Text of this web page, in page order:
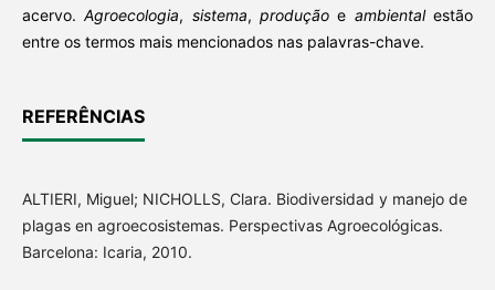
acervo.Agroecologia, sistema, produção e ambientalestão
entre os termos mais mencionados nas palavras-chave.
REFERÊNCIAS
ALTIERI, Miguel; NICHOLLS, Clara. Biodiversidad y manejo de
plagas en agroecosistemas. Perspectivas Agroecológicas.
Barcelona: Icaria, 2010.